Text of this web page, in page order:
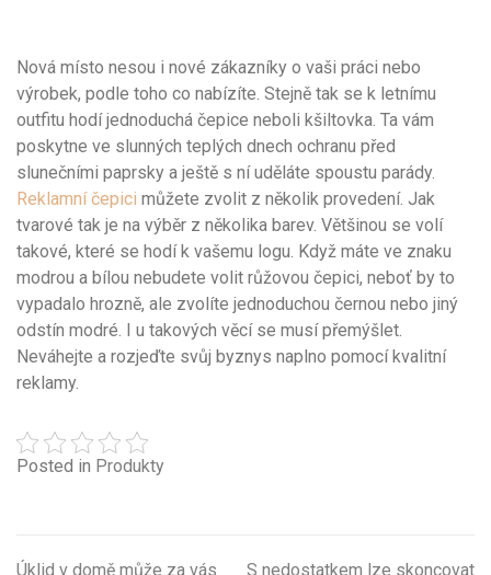
Nová místo nesou i nové zákazníky o vaši práci nebo
výrobek, podle toho co nabízíte. Stejně tak se k letnímu
outfitu hodí jednoduchá čepice neboli kšiltovka. Ta vám
poskytne ve slunných teplých dnech ochranu před
slunečními paprsky a ještě s ní uděláte spoustu parády.
Reklamní čepici můžete zvolit z několik provedení. Jak
tvarové tak je na výběr z několika barev. Většinou se volí
takové, které se hodí k vašemu logu. Když máte ve znaku
modrou a bílou nebudete volit růžovou čepici, neboť by to
vypadalo hrozně, ale zvolíte jednoduchou černou nebo jiný
odstín modré. I u takových věcí se musí přemýšlet.
Neváhejte a rozjeďte svůj byznys naplno pomocí kvalitní
reklamy.
Posted in Produkty
Úklid v domě může za vás
S nedostatkem lze skoncovat